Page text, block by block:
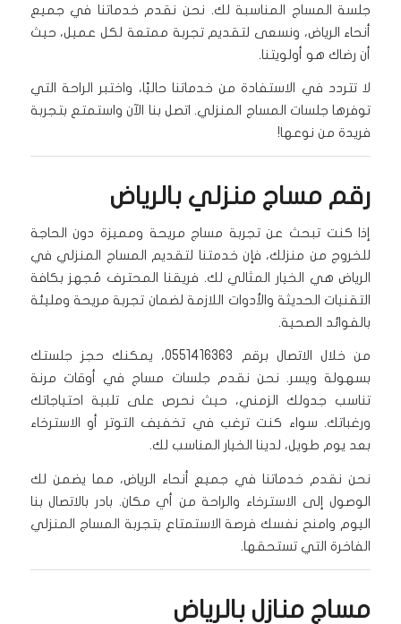
جلسة المساج المناسبة لك. نحن نقدم خدماتنا في جميع
أنحاء الرياض، ونسعى لتقديم تجربة ممتعة لكل عميل، حيث
أن رضاك هو أولويتنا.
لا تتردد في الاستفادة من خدماتنا حاليًا، واختبر الراحة التي
توفرها جلسات المساج المنزلي. اتصل بنا الآن واستمتع بتجربة
فريدة من نوعها!
رقم مساج منزلي بالرياض
إذا كنت تبحث عن تجربة مساج مريحة ومميزة دون الحاجة
للخروج من منزلك، فإن خدمتنا لتقديم المساج المنزلي في
الرياض هي الخيار المثالي لك. فريقنا المحترف مُجهز بكافة
التقنيات الحديثة والأدوات اللازمة لضمان تجربة مريحة ومليئة
بالفوائد الصحية.
من خلال الاتصال برقم 0551416363، يمكنك حجز جلستك
بسهولة ويسر. نحن نقدم جلسات مساج في أوقات مرنة
تناسب جدولك الزمني، حيث نحرص على تلبية احتياجاتك
ورغباتك. سواء كنت ترغب في تخفيف التوتر أو الاسترخاء
بعد يوم طويل، لدينا الخيار المناسب لك.
نحن نقدم خدماتنا في جميع أنحاء الرياض، مما يضمن لك
الوصول إلى الاسترخاء والراحة من أي مكان. بادر بالاتصال بنا
اليوم وامنح نفسك فرصة الاستمتاع بتجربة المساج المنزلي
الفاخرة التي تستحقها.
مساج منازل بالرياض